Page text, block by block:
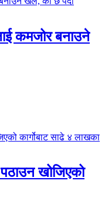
कमजोर बनाउने
खोजिएको